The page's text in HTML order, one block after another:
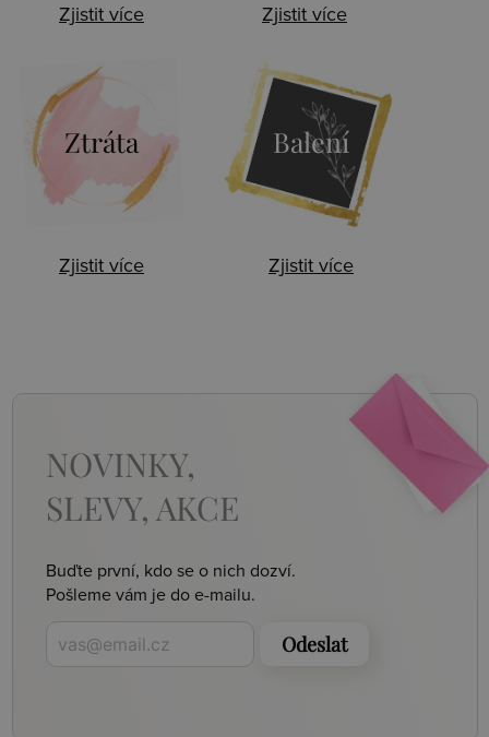
Zjistit více Zjistit více
Ztráta
Zjistit více
Balení
Zjistit více
NOVINKY,
SLEVY, AKCE
Buďte první, kdo se o nich dozví.
Pošleme vám je do e-mailu.
Odeslat